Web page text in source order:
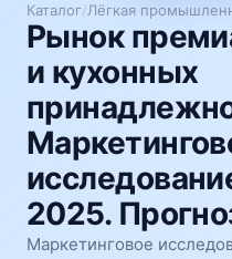
Каталог/Лёгкая
Рынок
и кухонных
2025.
Маркетинговое